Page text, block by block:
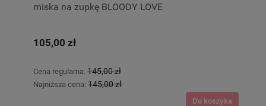
miska na zupkę BLOODY LOVE
105,00 zł
Cena regularna: 145,00 zł
Najniższa cena: 145,00 zł
Do koszyka